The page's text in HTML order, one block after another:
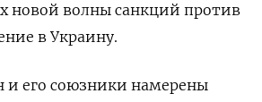
новой волны санкций против
в Украину.
и его союзники намерены